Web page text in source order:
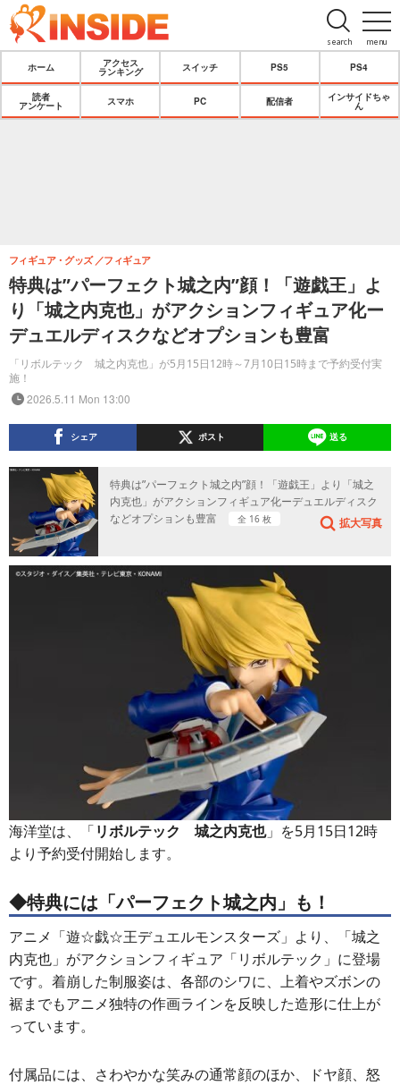
menu
search
ホーム
アクセス
ランキング
スイッチ PS5 PS4
読者
アンケート
スマホ PC 配信者
インサイドちゃ
ん
特典は”パーフェクト城之内”顔！「遊戯王」よ
り「城之内克也」がアクションフィギュア化ー
デュエルディスクなどオプションも豊富
「リボルテック 城之内克也」が5月15日12時～7月10日15時まで予約受付実
施！
フィギュア・グッズ フィギュア
2026.5.11 Mon 13:00
シェア ポスト 送る
特典は”パーフェクト城之内”顔！「遊戯王」より「城之
内克也」がアクションフィギュア化ーデュエルディスク
などオプションも豊富
全 16 枚 拡大写真
海洋堂は、「リボルテック 城之内克也」を5月15日12時
より予約受付開始します。
◆特典には 「パーフェクト城之内」も！
アニメ「遊☆戯☆王デュエルモンスターズ」より、「城之
内克也」がアクションフィギュア「リボルテック」に登場
です。着崩した制服姿は、各部のシワに、上着やズボンの
裾までもアニメ独特の作画ラインを反映した造形に仕上が
っています。
付属品には、さわやかな笑みの通常顔のほか、ドヤ顔、怒